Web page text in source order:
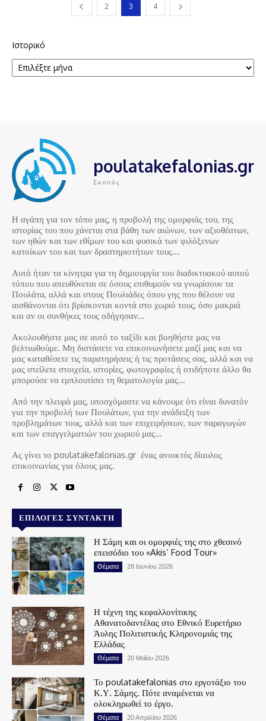
2 3 4
Ιστορικό
poulatakefalonias.gr
Σκοπός
Η αγάπη για τον τόπο μας, η προβολή της ομορφιάς του, της
ιστορίας του που χάνεται στα βάθη των αιώνων, των αξιοθέατων,
των ηθών και των εθίμων του και φυσικά των φιλόξενων
κατοίκων του και των δραστηριοτήτων τους…
Αυτά ήταν τα κίνητρα για τη δημιουργία του διαδικτυακού αυτού
τόπου που απευθύνεται σε όσους επιθυμούν να γνωρίσουν τα
Πουλάτα, αλλά και στους Πουλιάδες όπου γης που θέλουν να
αισθάνονται ότι βρίσκονται κοντά στο χωριό τους, όσο μακριά
και αν οι συνθήκες τους οδήγησαν…
Ακολουθήστε μας σε αυτό το ταξίδι και βοηθήστε μας να
βελτιωθούμε. Μη διστάσετε να επικοινωνήσετε μαζί μας και να
μας καταθέσετε τις παρατηρήσεις ή τις προτάσεις σας, αλλά και να
μας στείλετε στοιχεία, ιστορίες, φωτογραφίες ή οτιδήποτε άλλο θα
μπορούσε να εμπλουτίσει τη θεματολογία μας…
Από την πλευρά μας, υποσχόμαστε να κάνουμε ότι είναι δυνατόν
για την προβολή των Πουλάτων, για την ανάδειξη των
προβλημάτων τους, αλλά και των επιχειρήσεων, των παραγωγών
και των επαγγελματιών του χωριού μας…
Ας γίνει το poulatakefalonias.gr ένας ανοικτός δίαυλος
επικοινωνίας για όλους μας.
ΕΠΙΛΟΓΈΣ ΣΥΝΤΆΚΤΗ
Η Σάμη και οι ομορφιές της στο χθεσινό
επεισόδιο του «Akis’ Food Tour»
Θέματα 28 Ιουνίου 2026
Η τέχνη της κεφαλλονίτικης
Αθανατοδαντέλας στο Εθνικό Ευρετήριο
Άυλης Πολιτιστικής Κληρονομιάς της
Ελλάδας
Θέματα 20 Μαΐου 2026
Το poulatakefalonias στο εργοτάξιο του
Κ.Υ. Σάμης. Πότε αναμένεται να
ολοκληρωθεί το έργο.
Θέματα 20 Απριλίου 2026